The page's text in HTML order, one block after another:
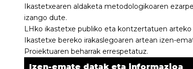
Ikastetxearen aldaketa metodologikoaren
izango dute.
LHko ikastetxe publiko eta kontzertatuen
Ikastetxe bereko irakaslegoaren artean izen-
Proiektuaren beharrak errespetatuz.
Izen-emate datak eta informazioa